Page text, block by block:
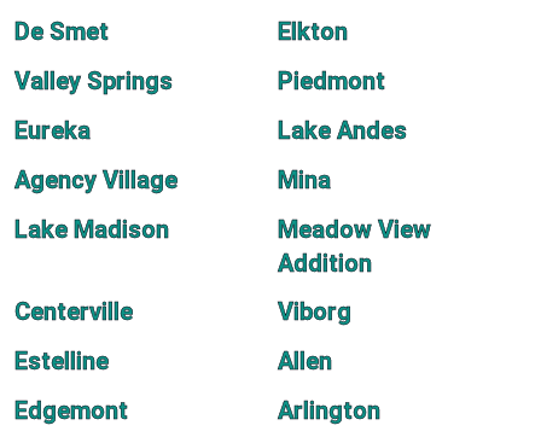
De Smet
Elkton
Valley Springs
Piedmont
Eureka
Lake Andes
Agency Village
Mina
Lake Madison
Meadow View
Addition
Centerville
Viborg
Estelline
Allen
Edgemont
Arlington